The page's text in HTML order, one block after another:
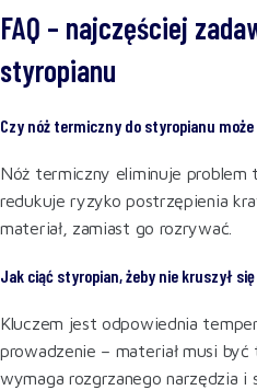
FAQ – najczęściej
styropianu
Czy nóż termiczny do styropianu
Nóż termiczny eliminuje problem
redukuje ryzyko postrzępienia
materiał, zamiast go rozrywać.
Jak ciąć styropian, żeby nie kruszył
Kluczem jest odpowiednia
prowadzenie – materiał musi
wymaga rozgrzanego narzędzia i